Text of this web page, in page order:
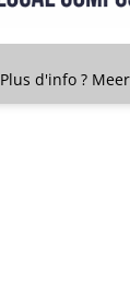
Plus d'info ?